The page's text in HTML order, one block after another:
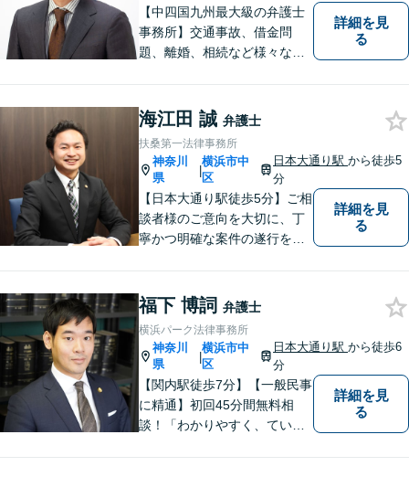
【中四国九州最大級の弁護士
事務所】交通事故、借金問
題、離婚、相続など様々な問
まずはお気軽にご相談くださ
い！
詳細を見
る
海江田 誠 弁護士
扶桑第一法律事務所
神奈川
県
|
横浜市中
区
日本大通り駅から徒歩5
分
【日本大通り駅徒歩5分】ご相
談者様のご意向を大切に、丁
寧かつ明確な案件の遂行を心
ず、本当に満足のいく結果を
得るために弁護士を選んでみ
ませんか？
詳細を見
る
福下 博詞 弁護士
横浜パーク法律事務所
神奈川
県
|
横浜市中
区
日本大通り駅から徒歩6
分
【関内駅徒歩7分】【一般民事
に精通】初回45分間無料相
談！「わかりやすく、ていね
詳細を見
る